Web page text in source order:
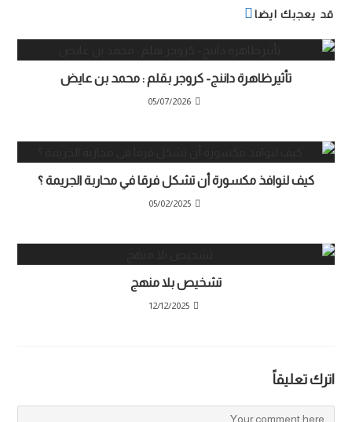
قد يعجبك ايضا
تأثيرظاهرة داننج- كروجر بقلم : محمد بن عايض
05/07/2026
كيف لنوافذ مكسورة أن تشكل فرقا في محاربة الجريمة ؟
05/02/2025
تشخيص بلا منهج
12/12/2025
اترك تعليقاً